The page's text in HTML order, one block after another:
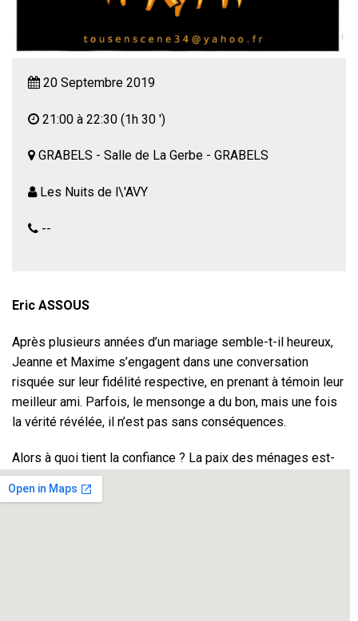
20 Septembre 2019
21:00 à 22:30 (1h 30 ')
GRABELS - Salle de La Gerbe - GRABELS
Les Nuits de l\'AVY
--
Eric ASSOUS
Après plusieurs années d’un mariage semble-t-il heureux,
Jeanne et Maxime s’engagent dans une conversation
risquée sur leur fidélité respective, en prenant à témoin leur
meilleur ami. Parfois, le mensonge a du bon, mais une fois
la vérité révélée, il n’est pas sans conséquences.
Alors à quoi tient la confiance ? La paix des ménages est-
elle une naïve illusion ?
Le spectateur assiste à un jeu cruel et ô combien